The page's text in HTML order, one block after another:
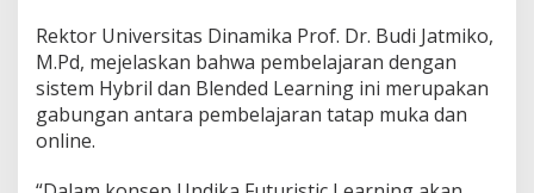
m
b
e
l
a
r
Rektor Universitas Dinamika Prof. Dr. Budi Jatmiko,
M.Pd, mejelaskan bahwa pembelajaran dengan
sistem Hybril dan Blended Learning ini merupakan
gabungan antara pembelajaran tatap muka dan
online.